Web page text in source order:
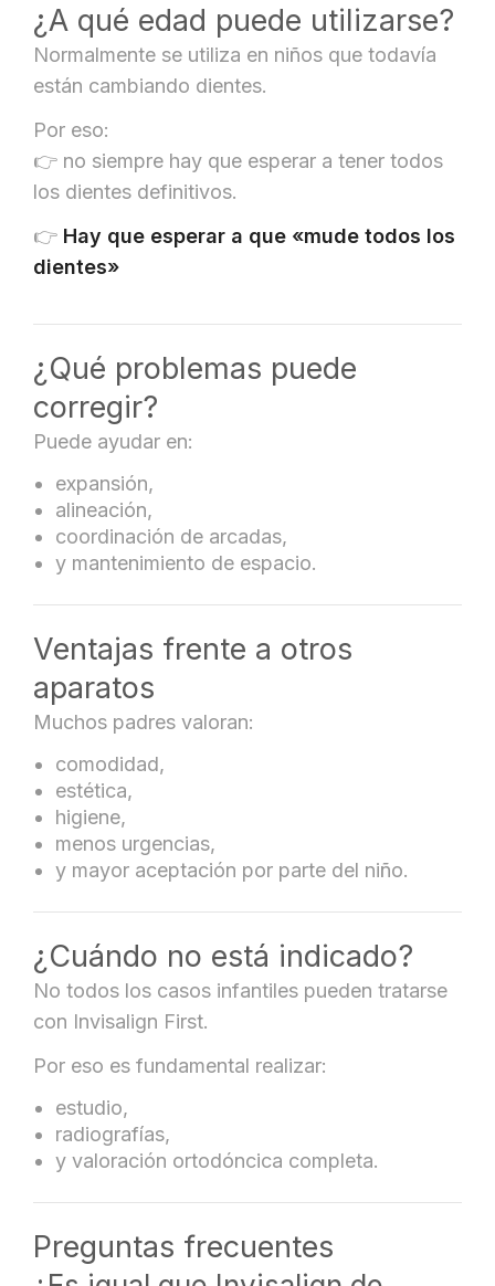
¿A qué edad puede utilizarse?
Normalmente se utiliza en niños que todavía
están cambiando dientes.
Por eso:
👉 no siempre hay que esperar a tener todos
los dientes definitivos.
👉 Hay que esperar a que «mude todos los
dientes»
¿Qué problemas puede
corregir?
Puede ayudar en:
expansión,
alineación,
coordinación de arcadas,
y mantenimiento de espacio.
Ventajas frente a otros
aparatos
Muchos padres valoran:
comodidad,
estética,
higiene,
menos urgencias,
y mayor aceptación por parte del niño.
¿Cuándo no está indicado?
No todos los casos infantiles pueden tratarse
con Invisalign First.
Por eso es fundamental realizar:
estudio,
radiografías,
y valoración ortodóncica completa.
Preguntas frecuentes